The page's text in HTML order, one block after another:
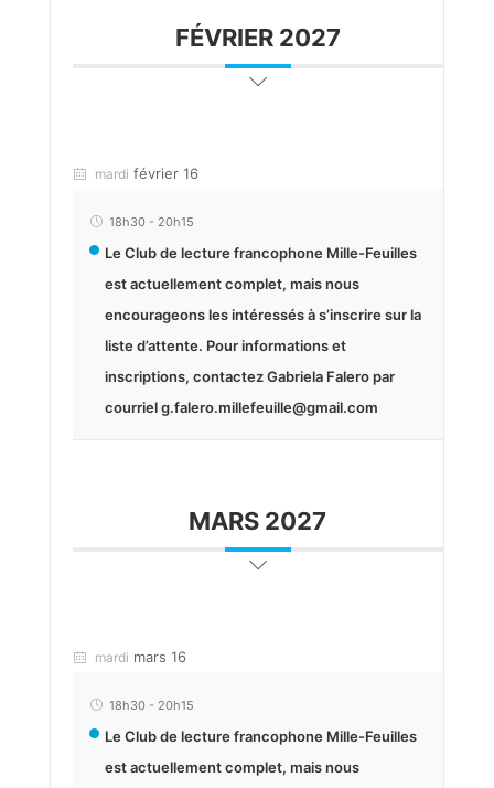
FÉVRIER 2027
mardi février 16
18h30 - 20h15
Le Club de lecture francophone Mille-Feuilles
est actuellement complet, mais nous
encourageons les intéressés à s’inscrire sur la
liste d’attente. Pour informations et
inscriptions, contactez Gabriela Falero par
courriel g.falero.millefeuille@gmail.com
MARS 2027
mardi mars 16
18h30 - 20h15
Le Club de lecture francophone Mille-Feuilles
est actuellement complet, mais nous